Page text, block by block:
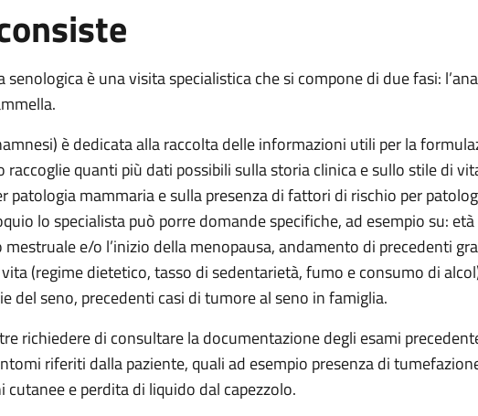
senologica è una visita specialistica che si compone di due fasi:
è dedicata alla raccolta delle informazioni utili per la
raccoglie quanti più dati possibili sulla storia clinica e sullo stile di
patologia mammaria e sulla presenza di fattori di rischio per
lo specialista può porre domande specifiche, ad esempio su:
e/o l’inizio della menopausa, andamento di precedenti
(regime dietetico, tasso di sedentarietà, fumo e consumo di
del seno, precedenti casi di tumore al seno in famiglia.
richiedere di consultare la documentazione degli esami
riferiti dalla paziente, quali ad esempio presenza di
cutanee e perdita di liquido dal capezzolo.